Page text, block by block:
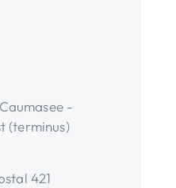
-
(terminus)
421